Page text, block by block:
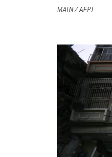
MAIN / AFP)